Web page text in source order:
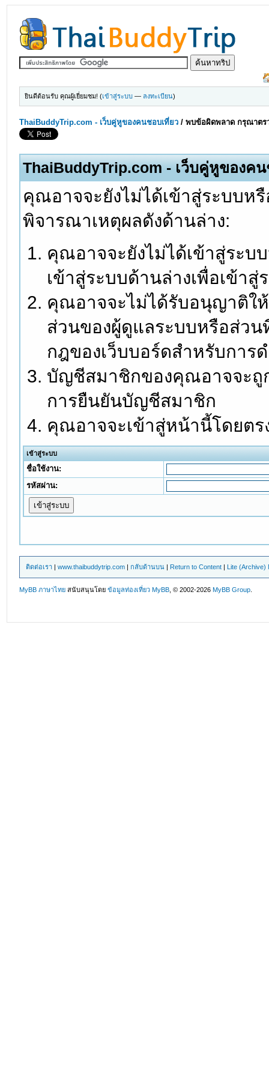
ยินดีต้อนรับ คุณผู้เยี่ยมชม! (เข้าสู่ระบบ — ลงทะเบียน)
ThaiBuddyTrip.com - เว็บคู่หูของคนชอบเที่ยว /พบข้อผิดพลาด กรุณาตร
ThaiBuddyTrip.com - เว็บคู่หูของค
คุณอาจจะยังไม่ได้เข้าสู่ระบบ
พิจารณาเหตุผลดังด้านล่าง:
คุณอาจจะยังไม่ได้เข้าสู่ระบ
เข้าสู่ระบบด้านล่างเพื่อเข้า
คุณอาจจะไม่ได้รับอนุญาติใ
ส่วนของผู้ดูแลระบบหรือส่ว
กฎของเว็บบอร์ดสำหรับการ
บัญชีสมาชิกของคุณอาจจะถู
การยืนยันบัญชีสมาชิก
คุณอาจจะเข้าสู่หน้านี้โดยต
เข้าสู่ระบบ
ชื่อใช้งาน:
รหัสผ่าน:
ติดต่อเรา |www.thaibuddytrip.com |กลับด้านบน | Return to Content | Lite (Archive)
MyBB ภาษาไทย สนับสนุนโดยข้อมูลท่องเที่ยว MyBB , © 2002-2026MyBB Group